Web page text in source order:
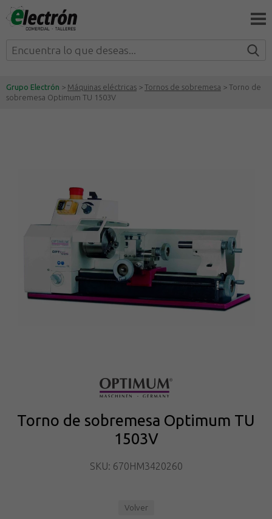
Grupo Electrón > Máquinas eléctricas > Tornos de sobremesa > Torno de
sobremesa Optimum TU 1503V
Torno de sobremesa Optimum TU
1503V
SKU: 670HM3420260
Volver